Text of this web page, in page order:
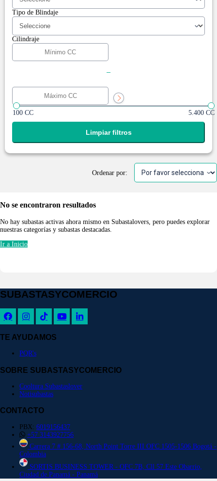
Tipo de Blindaje
Cilindraje
-
100 CC 5.400 CC
Limpiar filtros
Ordenar por:
No se encontraron resultados
No hay subastas activas ahora mismo en Subastalovers, pero puedes explorar
nuestras categorías y subastas destacadas.
Ir a Inicio
SUBASTASYCOMERCIO
TE AYUDAMOS
PQR's
SOBRE SUBASTASYCOMERCIO
Cooltura Subastaslover
Notisubastas
CONTACTO
PBX: 6019156437
+57 3143927756
Carrera 7 # 156-68, North Point Torre III OFC 1505-1506 Bogotá -
Colombia
SORTIS BUSINESS TOWER - OFC 7B, Cll 57 Este Obarrio,
Ciudad de Panamá - Panamá